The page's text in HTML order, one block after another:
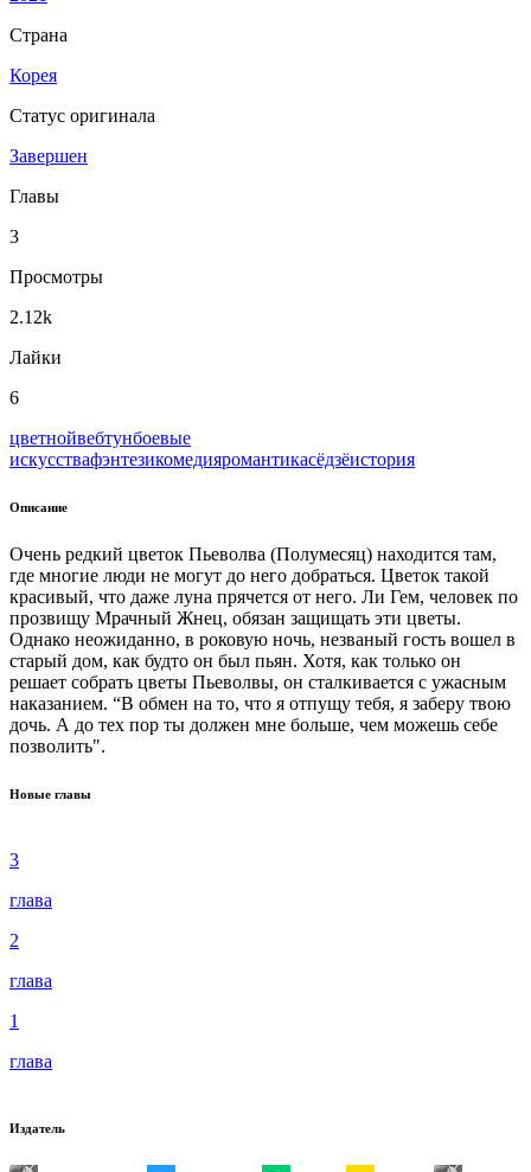
Страна
Корея
Статус оригинала
Завершен
Главы
3
Просмотры
2.12k
Лайки
6
цветнойвeбтунбоевые
искусствафэнтезикомедияромантикасёдзёистория
Описание
Очень редкий цветок Пьеволва (Полумесяц) находится там,
где многие люди не могут до него добраться. Цветок такой
красивый, что даже луна прячется от него. Ли Гем, человек по
прозвищу Мрачный Жнец, обязан защищать эти цветы.
Однако неожиданно, в роковую ночь, незваный гость вошел в
старый дом, как будто он был пьян. Хотя, как только он
решает собрать цветы Пьеволвы, он сталкивается с ужасным
наказанием. “В обмен на то, что я отпущу тебя, я заберу твою
дочь. А до тех пор ты должен мне больше, чем можешь себе
позволить".
Новые главы
3
глава
2
глава
1
глава
Издатель